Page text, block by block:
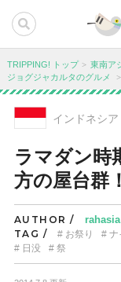
TRIPPING! トップ 東南ア
ジョグジャカルタのグルメ
インドネシア
ラマダン時
方の屋台群！
AUTHOR / rahasia
TAG / お祭り ナ
日没
祭